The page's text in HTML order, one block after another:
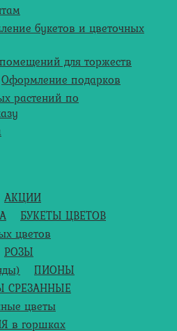
букетов и цветочных
для торжеств
Оформление подарков
растений по
АКЦИИ
БУКЕТЫ ЦВЕТОВ
цветов
РОЗЫ
ПИОНЫ
СРЕЗАННЫЕ
цветы
в горшках